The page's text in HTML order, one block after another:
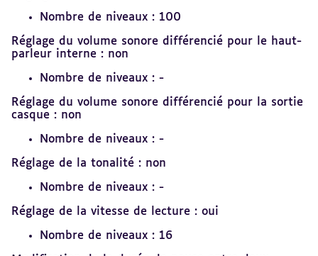
Nombre de niveaux : 100
Réglage du volume sonore différencié pour le haut-
parleur interne : non
Nombre de niveaux : -
Réglage du volume sonore différencié pour la sortie
casque : non
Nombre de niveaux : -
Réglage de la tonalité : non
Nombre de niveaux : -
Réglage de la vitesse de lecture : oui
Nombre de niveaux : 16